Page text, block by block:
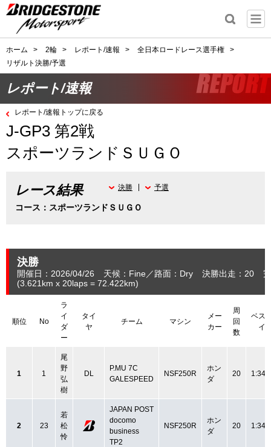
ホーム > 2輪 > レポート/速報 > 全日本ロードレース選手権
>
リザルト決勝/予選
レポート/速報
レポート/速報トップに戻る
J-GP3 第2戦
スポーツランドＳＵＧＯ
レース結果
コース：スポーツランドＳＵＧＯ
決勝 予選
決勝
開催日：2026/04/26 天候：Fine 路面：Dry 決勝出走：20
(3.621 km x 20laps = 72.422km)
順位 No
ラ
イ
ダ
ー
タイ
ヤ
チーム マシン
メー
カー
周
回
数
ベス
イ
1 1
尾
野
弘
樹
DL
P.MU 7C
GALESPEED
NSF250R
ホン
ダ
20
2 23
若
松
怜
JAPAN POST
docomo
business
TP2
NSF250R
ホン
ダ
20